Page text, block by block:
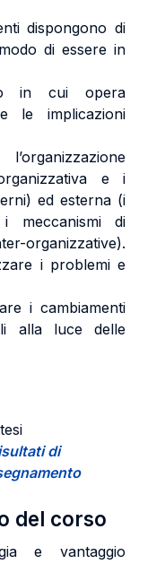
dispongono di
di essere in
in cui opera
le implicazioni
e i
ed esterna (i
meccanismi di
organizzative).
i problemi e
i cambiamenti
alla luce delle
di
del corso
e vantaggio